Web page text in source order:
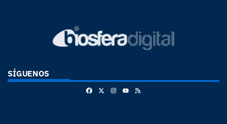
SÍGUENOS
FacebookInstagram